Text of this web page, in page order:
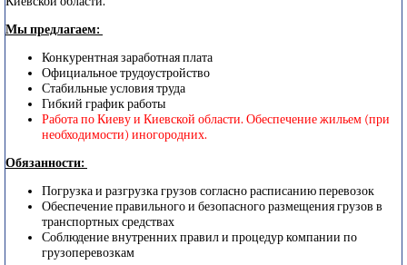
Мы предлагаем:
Конкурентная заработная плата
Официальное трудоустройство
Стабильные условия труда
Гибкий график работы
Работа по Киеву и Киевской области. Обеспечение жильем (при
необходимости) иногородних.
Обязанности:
Погрузка и разгрузка грузов согласно расписанию перевозок
Обеспечение правильного и безопасного размещения грузов в
транспортных средствах
Соблюдение внутренних правил и процедур компании по
грузоперевозкам